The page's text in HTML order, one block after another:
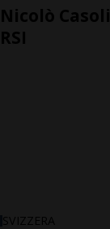
Nicolò
RSI
SVIZZERA